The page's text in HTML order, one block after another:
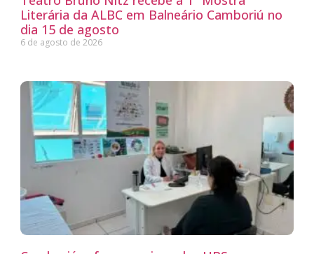
Literária da ALBC em Balneário Camboriú no
dia 15 de agosto
6 de agosto de 2026